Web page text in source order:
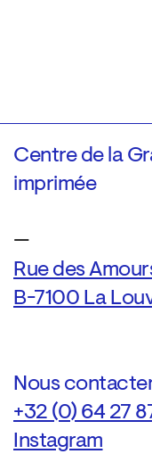
Centre de la
imprimée
—
Rue des
B-7100 La
Nous
+32 (0) 64 27
Instagram